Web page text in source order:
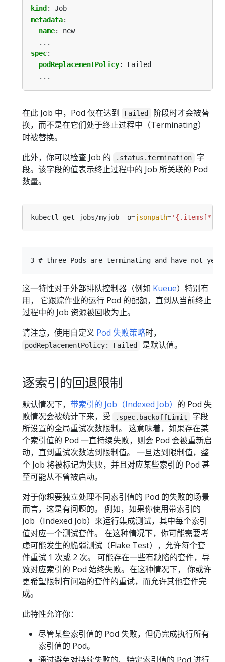
kind :
Job
metadata:
name:
new
...
spec:
podReplacementPolicy:
Failed
...
在此 Job 中，Pod 仅在达到 Failed
阶段时才会被替
换，而不是在它们处于终止过程中（Terminating）
时被替换。
此外，你可以检查 Job 的
.status.termination
字
段。该字段的值表示终止过程中的 Job 所关联的 Pod
数量。
kubectl get jobs/myjob -o=jsonpath=
这一特性对于外部排队控制器（例如 Kueue）特别有
用， 它跟踪作业的运行 Pod 的配额，直到从当前终止
过程中的 Job 资源被回收为止。
请注意，使用自定义 Pod 失败策略时，
podReplacementPolicy: Failed 是默认值。
逐索引的回退限制
默认情况下， 带索引的 Job（Indexed Job） 的 Pod 失
败情况会被统计下来，受
.spec.backoffLimit
字段
所设置的全局重试次数限制。 这意味着，如果存在某
个索引值的 Pod 一直持续失败，则会 Pod 会被重新启
动，直到重试次数达到限制值。 一旦达到限制值，整
个 Job 将被标记为失败，并且对应某些索引的 Pod 甚
至可能从不曾被启动。
对于你想要独立处理不同索引值的 Pod 的失败的场景
而言，这是有问题的。 例如，如果你使用带索引的
Job（Indexed Job）来运行集成测试，其中每个索引
值对应一个测试套件。 在这种情况下，你可能需要考
虑可能发生的脆弱测试（Flake Test），允许每个套
件重试 1 次或 2 次。 可能存在一些有缺陷的套件，导
致对应索引的 Pod 始终失败。在这种情况下， 你或许
更希望限制有问题的套件的重试，而允许其他套件完
成。
此特性允许你：
尽管某些索引值的 Pod 失败，但仍完成执行所有
索引值的 Pod。